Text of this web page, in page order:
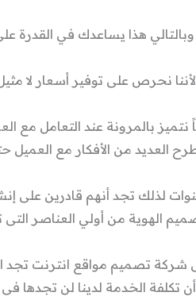
هذا يساعدك في القدرة
نحرص على توفير أسعار لا مثيل
بالمرونة عند التعامل مع
العديد من الأفكار مع العميل
لذلك تجد أنهم قادرين على
الهوية من أولي العناصر التى
تصميم مواقع انترنت تجد اننا
تكلفة الخدمة لدينا لن تجدها